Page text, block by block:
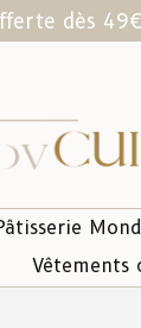
dès
Vêtements